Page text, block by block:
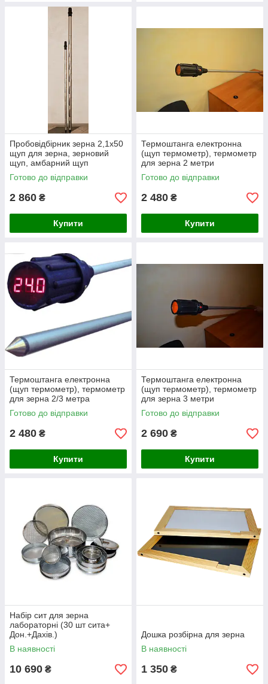
Пробовідбірник зерна 2,1х50
щуп для зерна, зерновий
щуп, амбарний щуп
Готово до відправки
2 860 ₴
Купити
Термоштанга електронна
(щуп термометр), термометр
для зерна 2 метри
Готово до відправки
2 480 ₴
Купити
Термоштанга електронна
(щуп термометр), термометр
для зерна 2/3 метра
Готово до відправки
2 480 ₴
Купити
Термоштанга електронна
(щуп термометр), термометр
для зерна 3 метри
Готово до відправки
2 690 ₴
Купити
Набір сит для зерна
лабораторні (30 шт сита+
Дон.+Дахів.)
В наявності
10 690 ₴
Дошка розбірна для зерна
В наявності
1 350 ₴